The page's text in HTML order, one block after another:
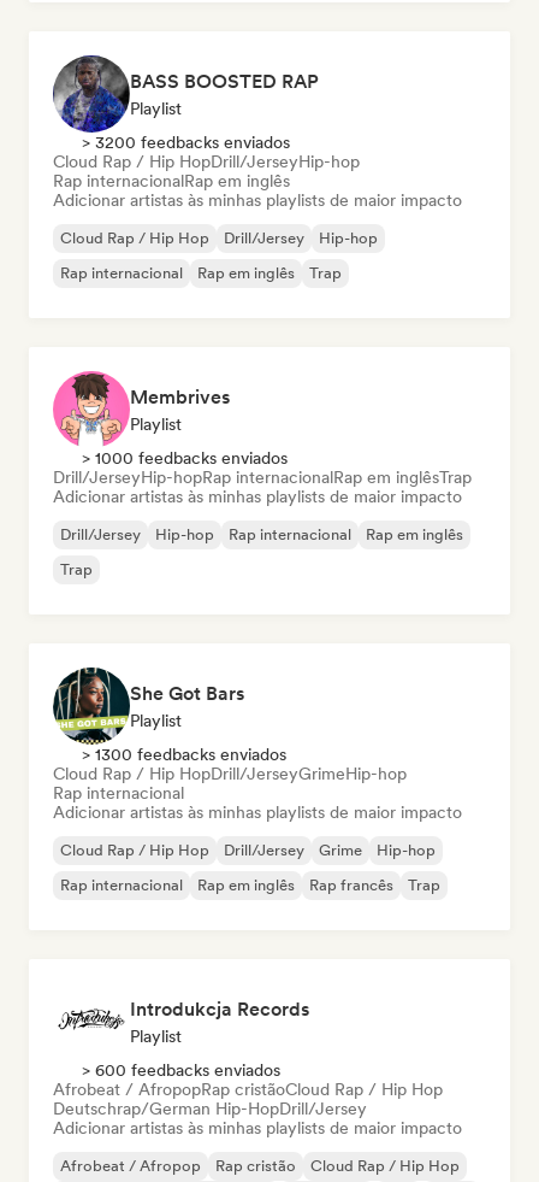
BASS BOOSTED RAP
Playlist
> 3200 feedbacks enviados
Cloud Rap / Hip HopDrill/JerseyHip-hop
Rap internacionalRap em inglês
Adicionar artistas às minhas playlists de maior impacto
Cloud Rap / Hip Hop Drill/Jersey
Hip-hop
Rap internacional
Rap em inglês Trap
Membrives
Playlist
> 1000 feedbacks enviados
Drill/JerseyHip-hopRap internacionalRap em inglêsTrap
Adicionar artistas às minhas playlists de maior impacto
Drill/Jersey Hip-hop Rap internacional
Rap em inglês
Trap
She Got Bars
Playlist
> 1300 feedbacks enviados
Cloud Rap / Hip HopDrill/JerseyGrimeHip-hop
Rap internacional
Adicionar artistas às minhas playlists de maior impacto
Cloud Rap / Hip Hop Drill/Jersey Grime
Hip-hop
Rap internacional
Rap em inglês Rap francês Trap
Introdukcja Records
Playlist
> 600 feedbacks enviados
Afrobeat / AfropopRap cristãoCloud Rap / Hip Hop
Deutschrap/German Hip-HopDrill/Jersey
Adicionar artistas às minhas playlists de maior impacto
Afrobeat / Afropop Rap cristão Cloud Rap / Hip Hop